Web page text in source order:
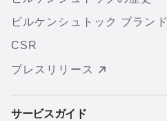
ビルケンシュトック ブランド
CSR
プレスリリース
サービスガイド